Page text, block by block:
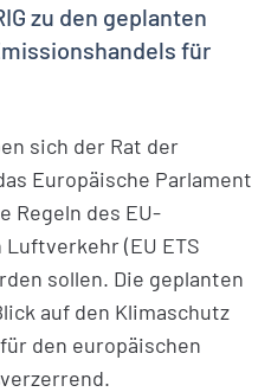
zu den geplanten
für
sich der Rat der
Europäische Parlament
Regeln des EU-
(EU ETS
sollen. Die geplanten
auf den Klimaschutz
den europäischen